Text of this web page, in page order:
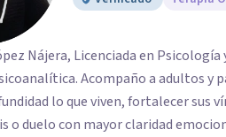
Nájera, Licenciada en
Acompaño a adultos y
lo que viven, fortalecer sus
o duelo con mayor claridad